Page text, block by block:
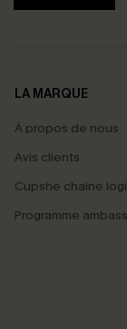
LA MARQUE
À propos de nous
Avis clients
Cupshe chaîne
Programme